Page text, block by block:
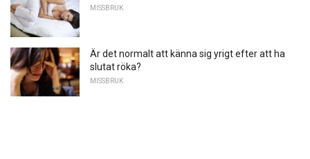
MISSBRUK
Är det normalt att känna sig yrigt efter att ha
slutat röka?
MISSBRUK